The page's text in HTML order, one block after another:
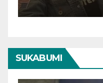
Kurang Kuat
SUKABUMI